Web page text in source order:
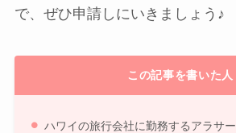
で、ぜひ申請しにいきましょう♪
この記事を書いた人
ハワイの旅行会社に勤務するアラサー